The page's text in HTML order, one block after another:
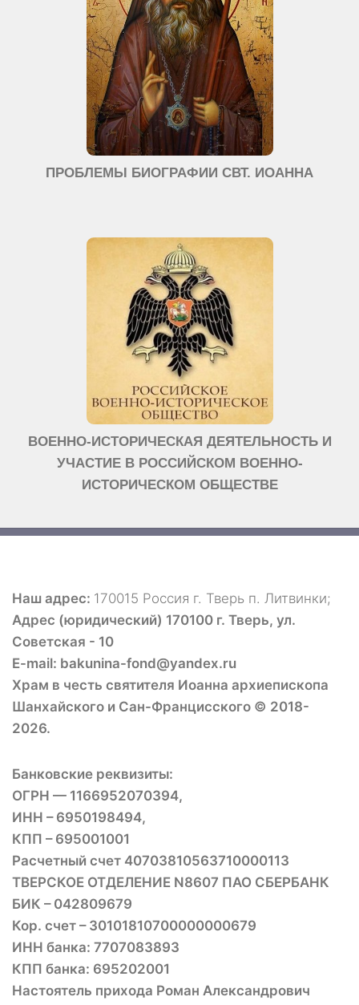
ПРОБЛЕМЫ БИОГРАФИИ СВТ. ИОАННА
ВОЕННО-ИСТОРИЧЕСКАЯ ДЕЯТЕЛЬНОСТЬ И
УЧАСТИЕ В РОССИЙСКОМ ВОЕННО-
ИСТОРИЧЕСКОМ ОБЩЕСТВЕ
Наш адрес: 170015 Россия г. Тверь п. Литвинки;
Адрес (юридический) 170100 г. Тверь, ул.
Советская - 10
E-mail: bakunina-fond@yandex.ru
Храм в честь святителя Иоанна архиепископа
Шанхайского и Сан-Францисского © 2018-
2026.
Банковские реквизиты:
ОГРН — 1166952070394,
ИНН – 6950198494,
КПП – 695001001
Расчетный счет 40703810563710000113
ТВЕРСКОЕ ОТДЕЛЕНИЕ N8607 ПАО СБЕРБАНК
БИК – 042809679
Кор. счет – 30101810700000000679
ИНН банка: 7707083893
КПП банка: 695202001
Настоятель прихода Роман Александрович